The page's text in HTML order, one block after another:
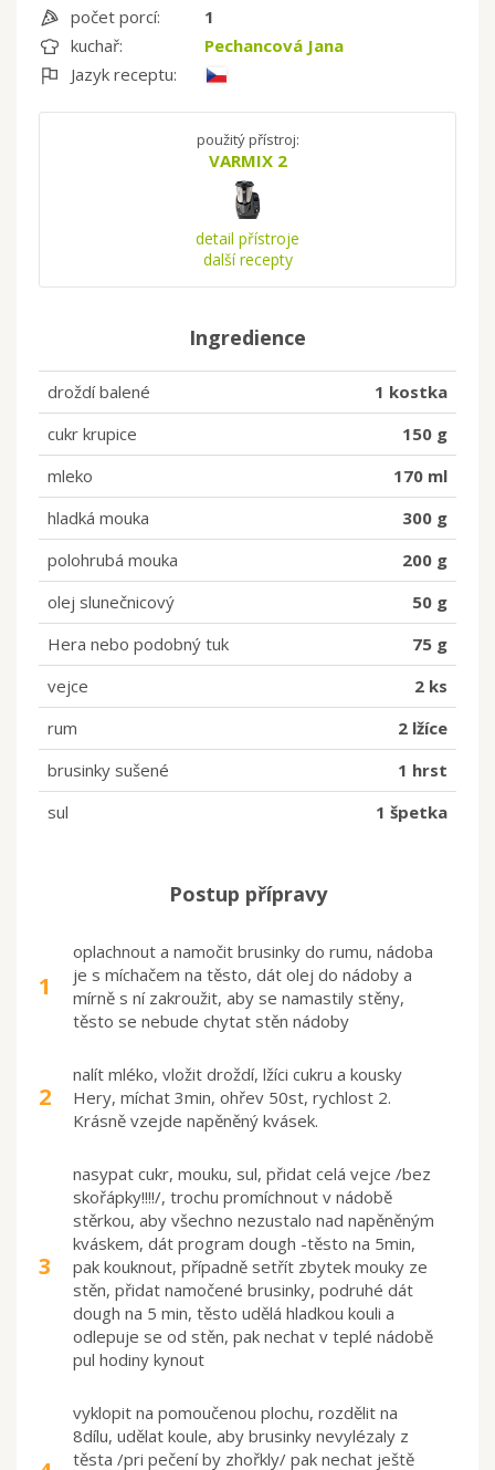
počet porcí:
1
kuchař:
Pechancová Jana
Jazyk receptu:
použitý přístroj:
VARMIX 2
detail přístroje
další recepty
Ingredience
droždí balené
1 kostka
cukr krupice
150 g
mleko
170 ml
hladká mouka
300 g
polohrubá mouka
200 g
olej slunečnicový
50 g
Hera nebo podobný tuk
75 g
vejce
2 ks
rum
2 lžíce
brusinky sušené
1 hrst
sul
1 špetka
Postup přípravy
1
oplachnout a namočit brusinky do rumu, nádoba
je s míchačem na těsto, dát olej do nádoby a
mírně s ní zakroužit, aby se namastily stěny,
těsto se nebude chytat stěn nádoby
2
nalít mléko, vložit droždí, lžíci cukru a kousky
Hery, míchat 3min, ohřev 50st, rychlost 2.
Krásně vzejde napěněný kvásek.
3
nasypat cukr, mouku, sul, přidat celá vejce /bez
skořápky!!!!/, trochu promíchnout v nádobě
stěrkou, aby všechno nezustalo nad napěněným
kváskem, dát program dough -těsto na 5min,
pak kouknout, případně setřít zbytek mouky ze
stěn, přidat namočené brusinky, podruhé dát
dough na 5 min, těsto udělá hladkou kouli a
odlepuje se od stěn, pak nechat v teplé nádobě
pul hodiny kynout
vyklopit na pomoučenou plochu, rozdělit na
8dílu, udělat koule, aby brusinky nevylézaly z
těsta /pri pečení by zhořkly/ pak nechat ještě